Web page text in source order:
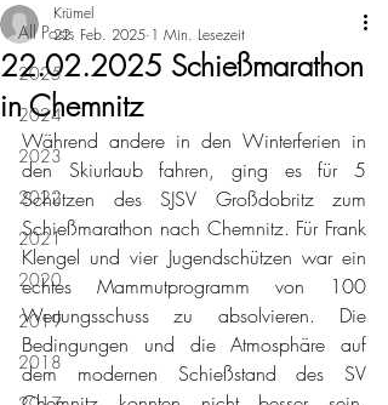
All Posts
2025
2024
2023
2022
2021
2020
2019
2018
22.02.2025 Schießmarathon
in Chemnitz
Krümel
22. Feb. 2025 1 Min. Lesezeit
Während andere in den Winterferien in
den Skiurlaub fahren, ging es für 5
Schützen des SJSV Großdobritz zum
Schießmarathon nach Chemnitz. Für Frank
Klengel und vier Jugendschützen war ein
echtes Mammutprogramm von 100
Wertungsschuss zu absolvieren. Die
Bedingungen und die Atmosphäre auf
dem modernen Schießstand des SV